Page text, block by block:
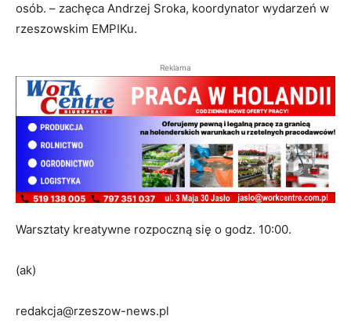
osób. – zachęca Andrzej Sroka, koordynator wydarzeń w
rzeszowskim EMPIKu.
Reklama
Warsztaty kreatywne rozpoczną się o godz. 10:00.
(ak)
redakcja@rzeszow-news.pl